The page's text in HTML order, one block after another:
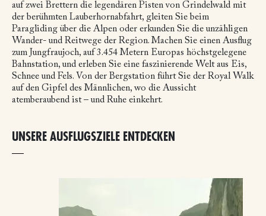
auf zwei Brettern die legendären Pisten von Grindelwald mit
der berühmten Lauberhornabfahrt, gleiten Sie beim
Paragliding über die Alpen oder erkunden Sie die unzähligen
Wander- und Reitwege der Region. Machen Sie einen Ausflug
zum Jungfraujoch, auf 3.454 Metern Europas höchstgelegene
Bahnstation, und erleben Sie eine faszinierende Welt aus Eis,
Schnee und Fels. Von der Bergstation führt Sie der Royal Walk
auf den Gipfel des Männlichen, wo die Aussicht
atemberaubend ist – und Ruhe einkehrt.
UNSERE AUSFLUGSZIELE ENTDECKEN